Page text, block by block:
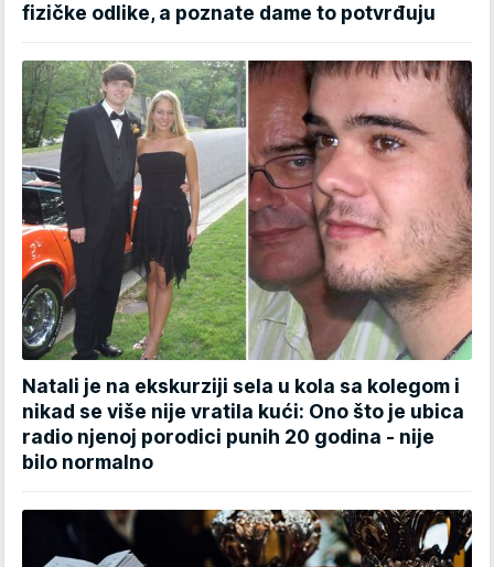
fizičke odlike, a poznate dame to potvrđuju
Natali je na ekskurziji sela u kola sa kolegom i
nikad se više nije vratila kući: Ono što je ubica
radio njenoj porodici punih 20 godina - nije
bilo normalno